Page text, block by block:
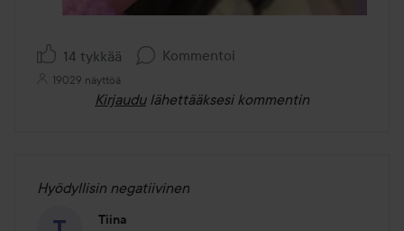
14 tykkää Kommentoi
19029 näyttöä
Kirjaudu lähettääksesi kommentin
Hyödyllisin negatiivinen
Tiina